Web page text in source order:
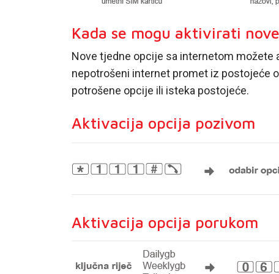
Kada se mogu aktivirati
Nove tjedne opcije sa internetom možete
nepotrošeni internet promet iz postojeće
potrošene opcije ili isteka postojeće.
Aktivacija opcija pozivom
Aktivacija opcija porukom